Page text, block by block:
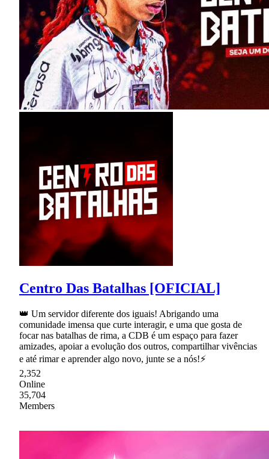
Centro Das Batalhas [OFICIAL]
👑 Um servidor diferente dos iguais! Abrigando uma
comunidade imensa que curte interagir, e uma que gosta de
focar nas batalhas de rima, a CDB é um espaço para fazer
amizades, apoiar a evolução dos outros, compartilhar vivências
e até rimar e aprender algo novo, junte se a nós!⚡
2,352
Online
35,704
Members